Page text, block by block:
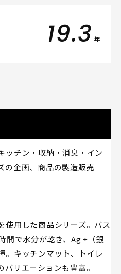
19.3 年
チン・収納・消臭・イン
の企画、商品の製造販売
使用した商品シリーズ。バス
間で水分が乾き、Ag +（銀
。キッチンマット、トイレ
リエーションも豊富。